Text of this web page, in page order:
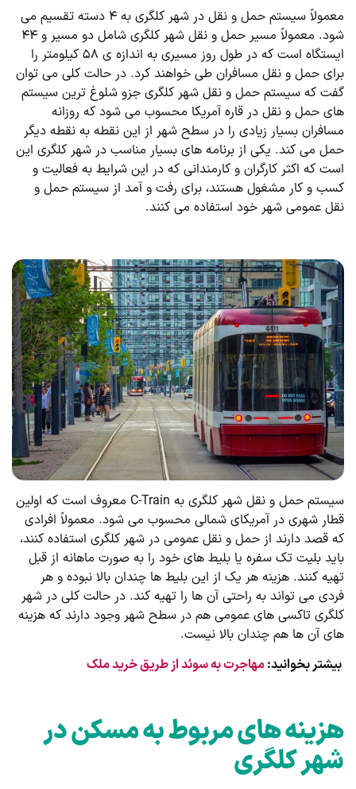
معمولاً سیستم حمل و نقل در شهر کلگری به ۴ دسته تقسیم می
شود. معمولاً مسیر حمل و نقل شهر کلگری شامل دو مسیر و ۴۴
ایستگاه است که در طول روز مسیری به اندازه ی ۵۸ کیلومتر را
برای حمل و نقل مسافران طی خواهند کرد. در حالت کلی می ‌توان
گفت که سیستم حمل و نقل شهر کلگری جزو شلوغ ترین سیستم
های حمل و نقل در قاره آمریکا محسوب می ‌شود که روزانه
مسافران بسیار زیادی را در سطح شهر از این نقطه به نقطه دیگر
حمل می کند. یکی از برنامه های بسیار مناسب در شهر کلگری این
است که اکثر کارگران و کارمندانی که در این شرایط به فعالیت و
کسب و کار مشغول هستند، برای رفت و آمد از سیستم حمل و
نقل عمومی شهر خود استفاده می ‌کنند.
سیستم حمل و نقل شهر کلگری به C-Train معروف است که اولین
قطار شهری در آمریکای شمالی محسوب می شود. معمولاً افرادی
که قصد دارند از حمل و نقل عمومی در شهر کلگری استفاده کنند،
باید بلیت تک سفره یا بلیط های خود را به صورت ماهانه از قبل
تهیه کنند. هزینه هر یک از این بلیط ها چندان بالا نبوده و هر
فردی می ‌تواند به راحتی آن ها را تهیه کند. در حالت کلی در شهر
کلگری تاکسی های عمومی هم در سطح شهر وجود دارند که هزینه
های آن ها هم چندان بالا نیست.
بیشتر بخوانید:مهاجرت به سوئد از طریق خرید ملک
هزینه های مربوط به مسکن در
شهر کلگری